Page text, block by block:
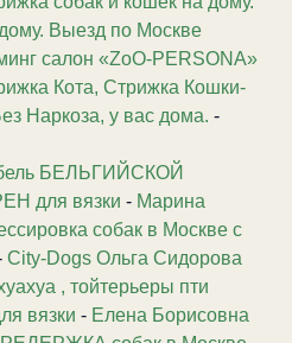
Выезд по Москве
салон «ZoO-PERSONA»
Кота, Стрижка Кошки-
Наркоза, у вас дома. -
БЕЛЬГИЙСКОЙ
для вязки - Марина
собак в Москве с
City-Dogs Ольга Сидорова
, тойтерьеры пти
вязки - Елена Борисовна